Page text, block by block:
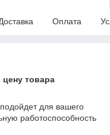
Оплата
товара
для вашего
работоспособность